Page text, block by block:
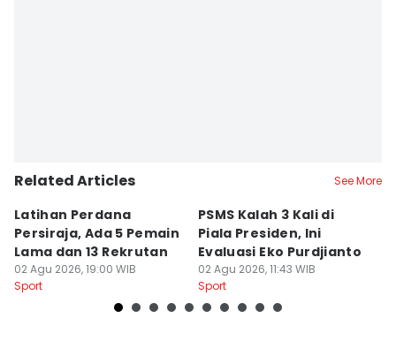
Related Articles See More
Latihan Perdana
Persiraja, Ada 5 Pemain
Lama dan 13 Rekrutan
02 Agu 2026, 19:00 WIB
Sport
PSMS Kalah 3 Kali di
Piala Presiden, Ini
Evaluasi Eko Purdjianto
02 Agu 2026, 11:43 WIB
Sport